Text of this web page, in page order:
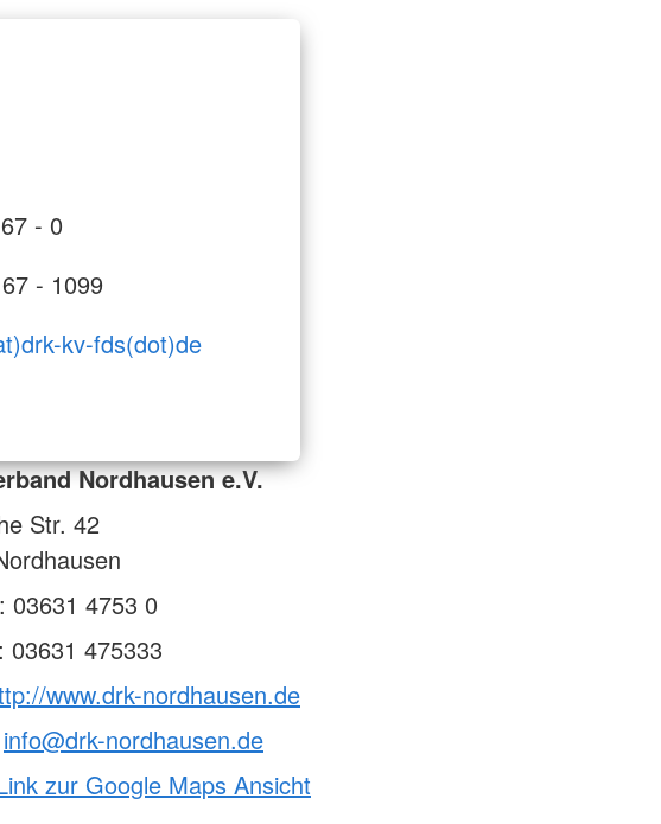
- 0
- 1099
kv-fds(dot)de
Nordhausen e.V.
Str. 42
03631 4753 0
03631 475333
www.drk-nordhausen.de
info@drk-nordhausen.de
zur Google Maps Ansicht